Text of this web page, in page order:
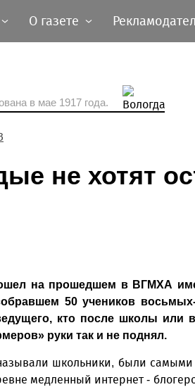
О газете
в мае 1917 года.
не хотят
на прошедшем в ВГМХА
50 учеников
кто после школы или
руки так и не поднял.
школьники, были
медленный интернет -